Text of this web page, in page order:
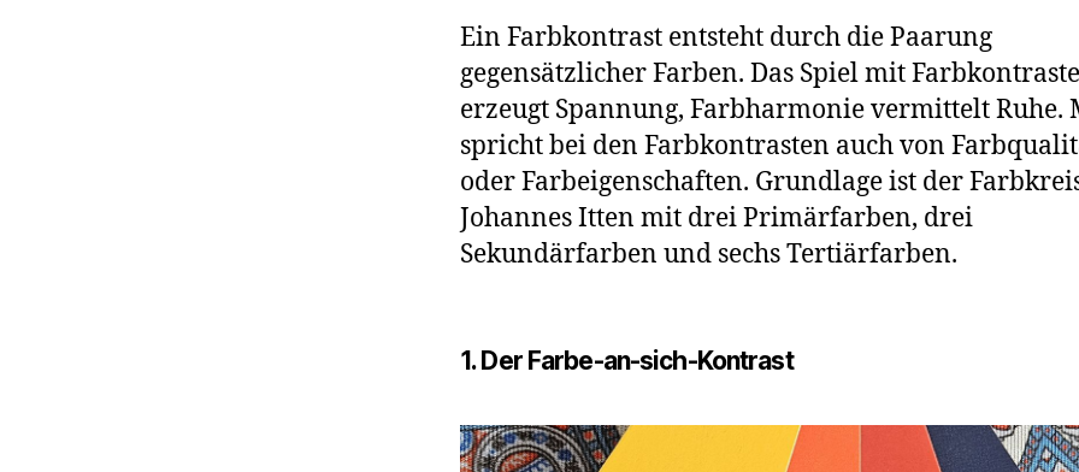
Ein Farbkontrast entsteht durch die Paarung
gegensätzlicher Farben. Das Spiel mit
erzeugt Spannung, Farbharmonie vermittelt Ruhe.
spricht bei den Farbkontrasten auch von
oder Farbeigenschaften. Grundlage ist der
Johannes Itten mit drei Primärfarben, drei
Sekundärfarben und sechs Tertiärfarben.
1. Der Farbe-an-sich-Kontrast